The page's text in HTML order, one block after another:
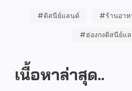
#ดิสนีย์แลนด์
#ร้านอา
#ฮ่องกงดิสนีย์แ
เนื้อหาล่าสุด..